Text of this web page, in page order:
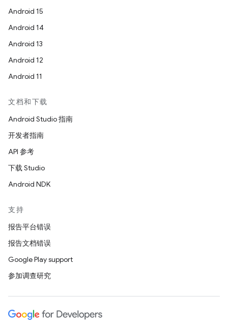
Android 15
Android 14
Android 13
Android 12
Android 11
文档和下载
Android Studio 指南
开发者指南
API 参考
下载 Studio
Android NDK
支持
报告平台错误
报告文档错误
Google Play support
参加调查研究